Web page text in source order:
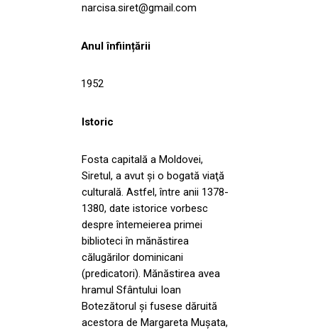
narcisa.siret@gmail.com
Anul înființării
1952
Istoric
Fosta capitală a Moldovei,
Siretul, a avut şi o bogată viaţă
culturală. Astfel, între anii 1378-
1380, date istorice vorbesc
despre întemeierea primei
biblioteci în mănăstirea
călugărilor dominicani
(predicatori). Mănăstirea avea
hramul Sfântului Ioan
Botezătorul și fusese dăruită
acestora de Margareta Mușata,